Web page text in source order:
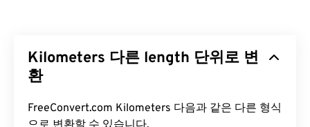
Kilometers 다른 length 단위로 변
환
FreeConvert.com Kilometers 다음과 같은 다른 형식